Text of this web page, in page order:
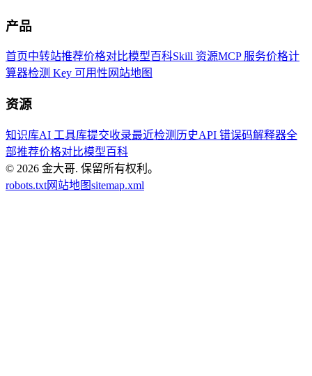
产品
首页中转站推荐价格对比模型百科Skill 资源MCP 服务价格计
算器检测 Key 可用性 网站地图
资源
知识库AI 工具库提交收录最近检测历史API 错误码解释器全
部推荐价格对比模型百科
© 2026 金大哥. 保留所有权利。
robots.txt网站地图sitemap.xml